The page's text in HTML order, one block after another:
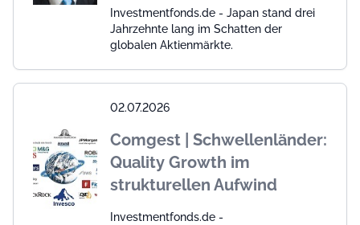
Investmentfonds.de - Japan stand drei
Jahrzehnte lang im Schatten der
globalen Aktienmärkte.
02.07.2026
Comgest | Schwellenländer:
Quality Growth im
strukturellen Aufwind
Investmentfonds.de -